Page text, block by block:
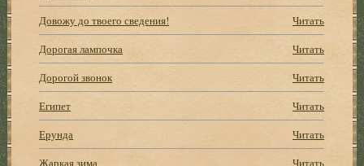
Довожу до твоего сведения!
Читать
Дорогая лампочка
Читать
Дорогой звонок
Читать
Египет
Читать
Ерунда
Читать
Жаркая зима
Читать